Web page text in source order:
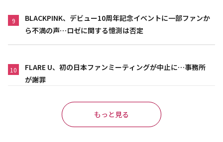
9
BLACKPINK、デビュー10周年記念イベントに一部ファンか
ら不満の声…ロゼに関する憶測は否定
10
FLARE U、初の日本ファンミーティングが中止に…事務所
が謝罪
もっと見る